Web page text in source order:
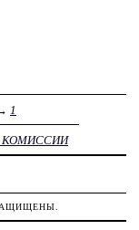
1
КОМИССИИ